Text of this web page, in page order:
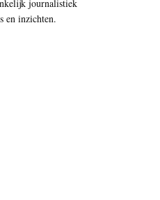
journalistiek
en inzichten.